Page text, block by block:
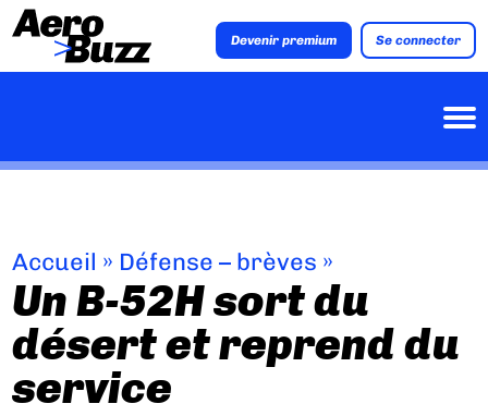
Devenir premium Se connecter
Accueil » Défense – brèves »
Un B-52H sort du
désert et reprend du
service